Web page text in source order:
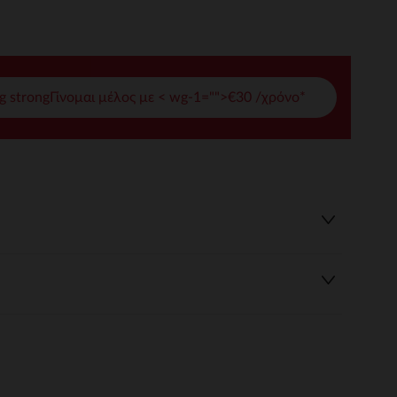
να διαχειριστείτε τις ρυθμίσεις απορρήτου,
strongΓίνομαι μέλος με < wg-1="">€30 /χρόνο*